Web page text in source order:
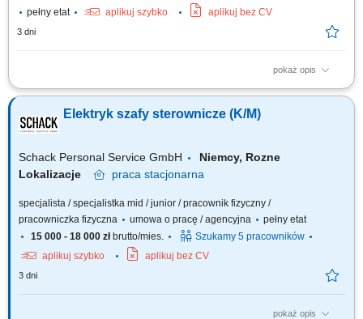
pełny etat
aplikuj szybko aplikuj bez CV
3 dni
pokaż opis
Obowiązki: Montaż instalacji elektrycznych w obiektach przemysłowych i
Wymagania: Wykształcenie elektryczne lub w trakcie nauki;
Doświadczenie zawodowe na podobnym stanowisku; Uprawnienia
Elektryk szafy sterownicze (K/M)
Schack Personal Service GmbH
Niemcy, Rozne
Lokalizacje
praca stacjonarna
specjalista / specjalistka mid / junior / pracownik fizyczny /
pracowniczka fizyczna
umowa o pracę / agencyjna
pełny etat
15 000 - 18 000 złbrutto/mies.
Szukamy 5 pracowników
aplikuj szybko
aplikuj bez CV
3 dni
pokaż opis